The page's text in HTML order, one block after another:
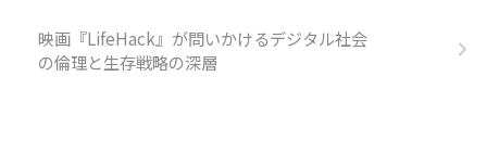
映画『LifeHack』が問いかけるデジタル社会
の倫理と生存戦略の深層